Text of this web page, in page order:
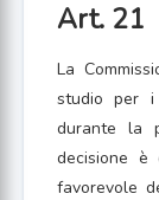
Art. 21
La
studio per i
durante la
decisione è
favorevole